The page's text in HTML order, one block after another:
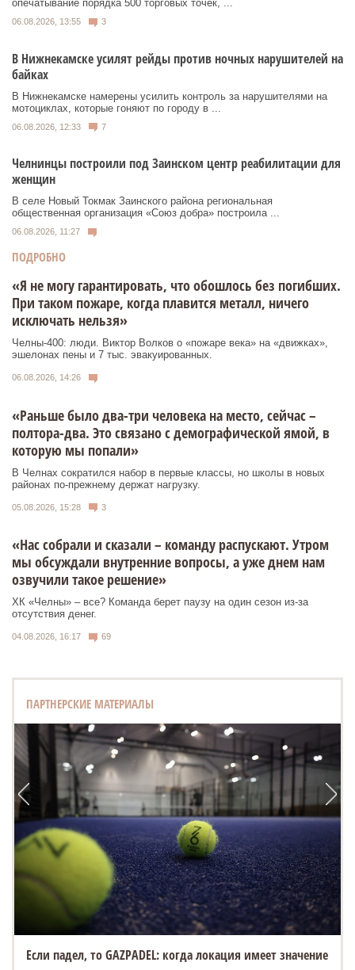
опечатывание порядка 500 торговых точек, ...
06.08.2026, 13:55 3
В Нижнекамске усилят рейды против ночных нарушителей на
байках
В Нижнекамске намерены усилить контроль за нарушителями на
мотоциклах, которые гоняют по городу в ...
06.08.2026, 12:33 7
Челнинцы построили под Заинском центр реабилитации для
женщин
В селе Новый Токмак Заинского района региональная
общественная организация «Союз добра» построила ...
06.08.2026, 11:27
ПОДРОБНО
«Я не могу гарантировать, что обошлось без погибших.
При таком пожаре, когда плавится металл, ничего
исключать нельзя»
Челны-400: люди. Виктор Волков о «пожаре века» на «движках»,
эшелонах пены и 7 тыс. эвакуированных.
06.08.2026, 14:26
«Раньше было два-три человека на место, сейчас –
полтора-два. Это связано с демографической ямой, в
которую мы попали»
В Челнах сократился набор в первые классы, но школы в новых
районах по-прежнему держат нагрузку.
05.08.2026, 15:28 3
«Нас собрали и сказали – команду распускают. Утром
мы обсуждали внутренние вопросы, а уже днем нам
озвучили такое решение»
ХК «Челны» – все? Команда берет паузу на один сезон из-за
отсутствия денег.
04.08.2026, 16:17 69
ПАРТНЕРСКИЕ МАТЕРИАЛЫ
Если падел, то GAZPADEL: когда локация имеет значение